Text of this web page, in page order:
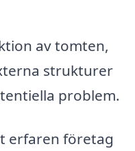
av tomten,
strukturer
problem.
erfaren företag